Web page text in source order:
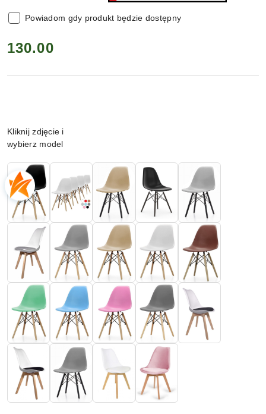
Powiadom gdy produkt będzie dostępny
cena:
130.00
Wariant
Kliknij zdjęcie i
wybierz model